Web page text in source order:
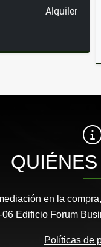
Alquiler
en la
Edificio Forum
Políticas de